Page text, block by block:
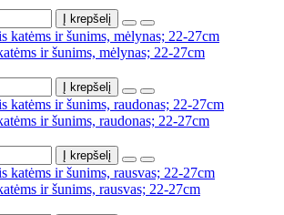
Į krepšelį
ir šunims, mėlynas; 22-27cm
Į krepšelį
ir šunims, raudonas; 22-27cm
Į krepšelį
ir šunims, rausvas; 22-27cm